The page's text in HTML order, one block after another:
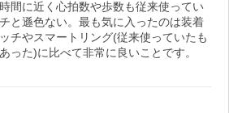
間に近く心拍数や歩数も従来使ってい
と遜色ない。最も気に入ったのは装着
チやスマートリング(従来使っていたも
った)に比べて非常に良いことです。